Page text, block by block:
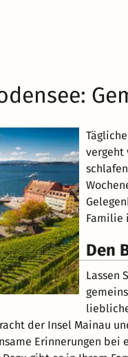
vergeht
Familie
Den
Lassen
der Insel Mainau
Erinnerungen